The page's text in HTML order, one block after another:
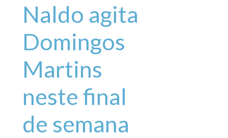
Naldo agita
Domingos
Martins
neste final
de semana